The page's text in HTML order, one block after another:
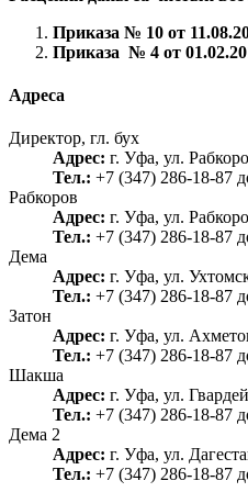
Приказа № 10 от
Приказа № 4 от
Адреса
Директор, гл. бух
Адрес: г. Уфа, ул.
Тел.: +7 (347) 286-18-87
Рабкоров
Адрес: г. Уфа, ул.
Тел.: +7 (347) 286-18-87
Дема
Адрес: г. Уфа, ул.
Тел.: +7 (347) 286-18-87
Затон
Адрес: г. Уфа, ул.
Тел.: +7 (347) 286-18-87
Шакша
Адрес: г. Уфа, ул.
Тел.: +7 (347) 286-18-87
Дема 2
Адрес: г. Уфа, ул.
Тел.: +7 (347) 286-18-87